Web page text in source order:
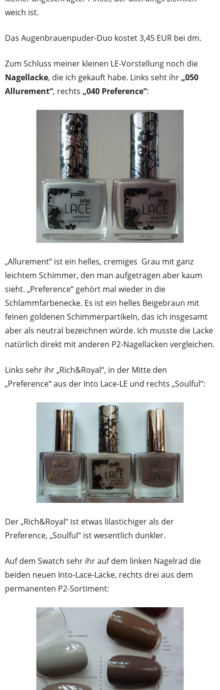
weich ist.
Das Augenbrauenpuder-Duo kostet 3,45 EUR bei dm.
Zum Schluss meiner kleinen LE-Vorstellung noch die
Nagellacke, die ich gekauft habe. Links seht ihr „050
Allurement“, rechts „040 Preference“:
„Allurement“ ist ein helles, cremiges Grau mit ganz
leichtem Schimmer, den man aufgetragen aber kaum
sieht. „Preference“ gehört mal wieder in die
Schlammfarbenecke. Es ist ein helles Beigebraun mit
feinen goldenen Schimmerpartikeln, das ich insgesamt
aber als neutral bezeichnen würde. Ich musste die Lacke
natürlich direkt mit anderen P2-Nagellacken vergleichen.
Links sehr ihr „Rich&Royal“, in der Mitte den
„Preference“ aus der Into Lace-LE und rechts „Soulful“:
Der „Rich&Royal“ ist etwas lilastichiger als der
Preference, „Soulful“ ist wesentlich dunkler.
Auf dem Swatch sehr ihr auf dem linken Nagelrad die
beiden neuen Into-Lace-Lacke, rechts drei aus dem
permanenten P2-Sortiment: